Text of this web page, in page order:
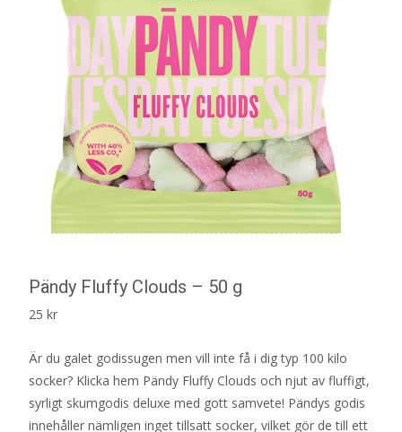
Pändy Fluffy Clouds – 50 g
25 kr
Är du galet godissugen men vill inte få i dig typ 100 kilo
socker? Klicka hem Pändy Fluffy Clouds och njut av fluffigt,
syrligt skumgodis deluxe med gott samvete! Pändys godis
innehåller nämligen inget tillsatt socker, vilket gör de till ett